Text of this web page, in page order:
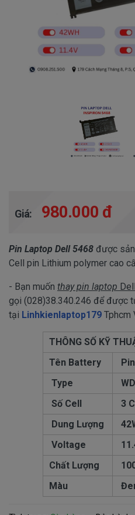
Giá: 980.000 đ
Pin Laptop Dell 5468 được
Cell pin Lithium polymer cao
- Bạn muốn thay pin laptop
gọi (028)38.340.246 để được
tại Linhkienlaptop179 Tphcm
THÔNG SỐ KỸ
Tên Battery
Type
Số Cell
3
Dung Lượng
Voltage
Chất Lượng
Màu